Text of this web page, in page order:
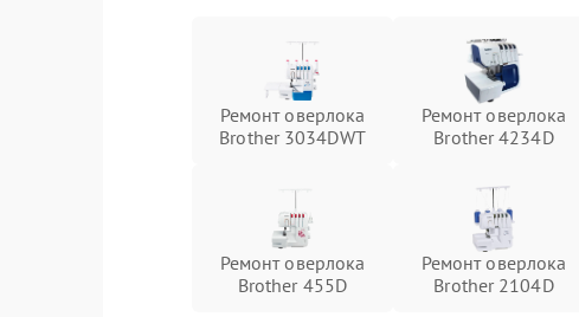
Ремонт оверлока
Brother 3034DWT
Ремонт оверлока
Brother 4234D
Ремонт оверлока
Brother 455D
Ремонт оверлока
Brother 2104D